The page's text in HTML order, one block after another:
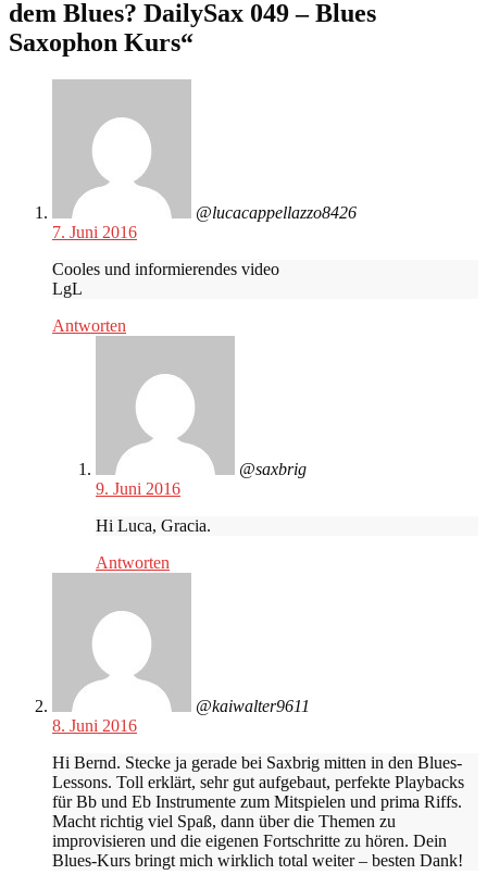
dem Blues? DailySax 049 – Blues
Saxophon Kurs“
@lucacappellazzo8426
7. Juni 2016
Cooles und informierendes video
LgL
Antworten
@saxbrig
9. Juni 2016
Hi Luca, Gracia.
Antworten
@kaiwalter9611
8. Juni 2016
Hi Bernd. Stecke ja gerade bei Saxbrig mitten in den Blues-
Lessons. Toll erklärt, sehr gut aufgebaut, perfekte Playbacks
für Bb und Eb Instrumente zum Mitspielen und prima Riffs.
Macht richtig viel Spaß, dann über die Themen zu
improvisieren und die eigenen Fortschritte zu hören. Dein
Blues-Kurs bringt mich wirklich total weiter – besten Dank!